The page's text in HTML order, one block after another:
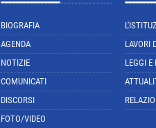
BIOGRAFIA
AGENDA
NOTIZIE
COMUNICATI
DISCORSI
FOTO/VIDEO
LAVORI
LEGGI E